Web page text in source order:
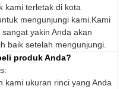
kami terletak di kota
mengunjungi kami.Kami
yakin Anda akan
baik setelah mengunjungi.
produk Anda?
kami ukuran rinci yang Anda